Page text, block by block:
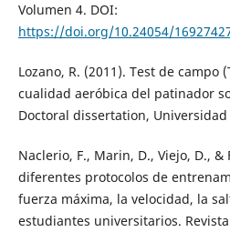
Volumen 4. DOI:
https://doi.org/10.24054/
Lozano, R. (2011). Test de campo
cualidad aeróbica del patinador
Doctoral dissertation, Universidad
Naclerio, F., Marin, D., Viejo, D., &
diferentes protocolos de
fuerza máxima, la velocidad, la
estudiantes universitarios.